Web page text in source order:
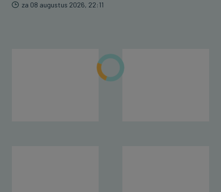
za 08 augustus 2026, 22:11